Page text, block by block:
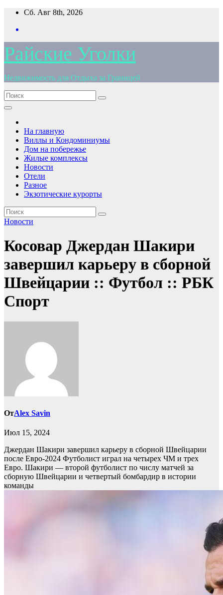
Перейти
содержимому
Сб. Авг 8th, 2026
Райские Уголки
Недвижимость для Отдыха за Границей
На главную
Виллы и Кондоминиумы
Дом на побережье
Жилые комплексы
Новости
Отели
Разное
Экзотические курорты
Новости
Косовар Джердан Шакири
завершил карьеру в сборной
Швейцарии :: Футбол :: РБК
Спорт
ОтAlex Savin
Июл 15, 2024
Джердан Шакири завершил карьеру в сборной Швейцарии
после Евро-2024 Футболист играл на четырех ЧМ и трех
Евро. Шакири — второй футболист по числу матчей за
сборную Швейцарии и четвертый бомбардир в истории
команды